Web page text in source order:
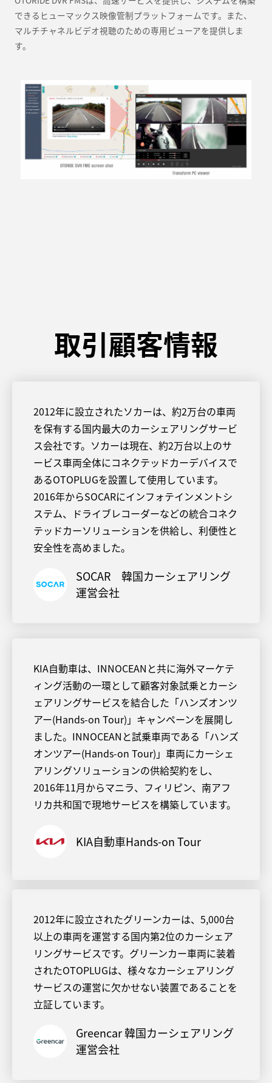
できるヒューマックス映像管制プラットフォームです。また、
マルチチャネルビデオ視聴のための専用ビューアを提供しま
す。
取引顧客情報
2012年に設立されたソカーは、約2万台の車両
を保有する国内最大のカーシェアリングサービ
ス会社です。ソカーは現在、約2万台以上のサ
ービス車両全体にコネクテッドカーデバイスで
あるOTOPLUGを設置して使用しています。
2016年からSOCARにインフォテインメントシ
ステム、ドライブレコーダーなどの統合コネク
テッドカーソリューションを供給し、利便性と
安全性を高めました。
SOCAR 韓国カーシェアリング
運営会社
KIA自動車は、INNOCEANと共に海外マーケテ
ィング活動の一環として顧客対象試乗とカーシ
ェアリングサービスを結合した「ハンズオンツ
アー(Hands-on Tour)」キャンペーンを展開し
ました。INNOCEANと試乗車両である「ハンズ
オンツアー(Hands-on Tour)」車両にカーシェ
アリングソリューションの供給契約をし、
2016年11月からマニラ、フィリピン、南アフ
リカ共和国で現地サービスを構築しています。
KIA自動車Hands-on Tour
2012年に設立されたグリーンカーは、5,000台
以上の車両を運営する国内第2位のカーシェア
リングサービスです。グリーンカー車両に装着
されたOTOPLUGは、様々なカーシェアリング
サービスの運営に欠かせない装置であることを
立証しています。
Greencar 韓国カーシェアリング
運営会社